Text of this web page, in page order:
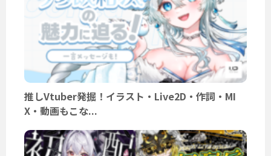
推しVtuber発掘！イラスト・Live2D・作詞・MI
X・動画もこな...